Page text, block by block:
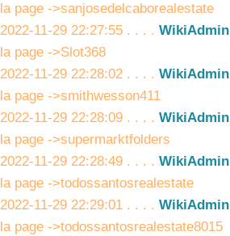
la page ->sanjosedelcaborealestate
2022-11-29 22:27:55 . . . . WikiAdmin
la page ->Slot368
2022-11-29 22:28:02 . . . . WikiAdmin
la page ->smithwesson411
2022-11-29 22:28:09 . . . . WikiAdmin
la page ->supermarktfolders
2022-11-29 22:28:49 . . . . WikiAdmin
la page ->todossantosrealestate
2022-11-29 22:29:01 . . . . WikiAdmin
la page ->todossantosrealestate8015